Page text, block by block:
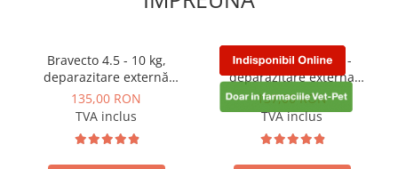
Bravecto 4.5 - 10 kg,
deparazitare externă
pentru câini
135,00 RON
TVA inclus
Bravecto 10 - 20 kg -
deparazitare externa
pentru caini
137,00 RON
TVA inclus